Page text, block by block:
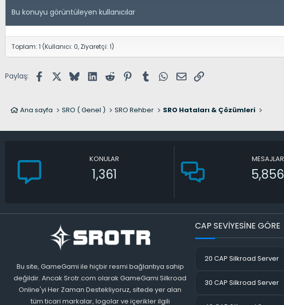
Bu konuyu görüntüleyen kullanıcılar
Toplam: 1 (Kullanıcı: 0, Ziyaretçi: 1)
Paylaş: FacebookX (Twitter)
BlueskyLinkedIn
Reddit PinterestTumblr WhatsApp
E-postaLink
Ana sayfa SRO ( Genel ) SRO Rehber SRO Hataları & Çözümleri
KONULAR
1,361
MESAJLAR
5,856
Bu site, GameGami ile hiçbir resmi bağlantıya sahip
değildir. Ancak Srotr.com olarak GameGami Silkroad
Online'yi Her Zaman Destekliyoruz, sitede yer alan
tüm ticari markalar, logolar ve içerikler ilgili
CAP SEVİYESİNE GÖRE
20 CAP Silkroad Server
30 CAP Silkroad Server